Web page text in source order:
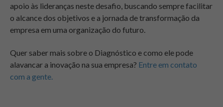
apoio às lideranças neste desafio, buscando sempre facilitar
o alcance dos objetivos e a jornada de transformação da
empresa em uma organização do futuro.
Quer saber mais sobre o Diagnóstico e como ele pode
alavancar a inovação na sua empresa? Entre em contato
com a gente.